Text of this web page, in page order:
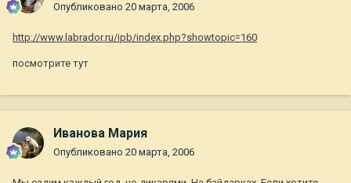
Опубликовано 20 марта, 2006
http://www.labrador.ru/ipb/index.php?showtopic=160
посмотрите тут
Иванова Мария
Опубликовано 20 марта, 2006